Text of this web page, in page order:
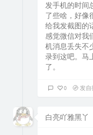
发手机的时间
了些啥，好像
给我发截图的
感觉微信对我
机消息丢失不
录到这吧。马
了。
0 发自
白亮吖雅黑丫